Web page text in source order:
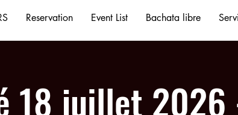
Reservation Event List Bachata libre
18 juillet 2026